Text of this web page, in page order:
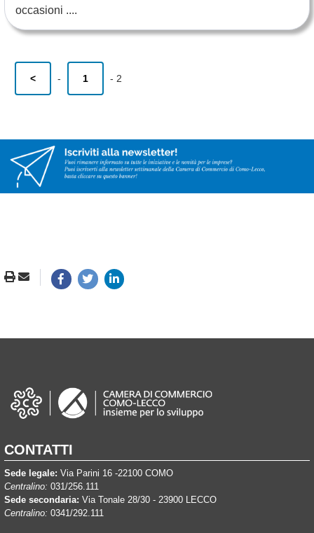
occasioni ....
< - 1 - 2
CONTATTI
Sede legale: Via Parini 16 -22100 COMO
Centralino: 031/256.111
Sede secondaria: Via Tonale 28/30 - 23900 LECCO
Centralino: 0341/292.111